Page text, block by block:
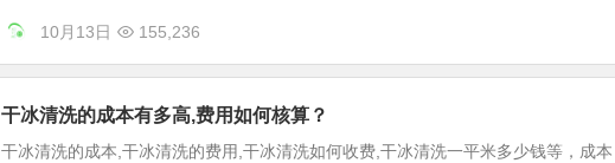
10月13日 155,236
干冰清洗的成本有多高,费用如何核算？
干冰清洗的成本,干冰清洗的费用,干冰清洗如何收费,干冰清洗一平米多少钱等，成本